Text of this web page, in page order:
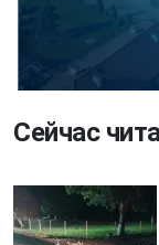
Сейчас